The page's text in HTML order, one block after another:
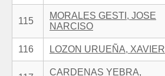
115
MORALES GESTI, JOSE
NARCISO
116 LOZON URUEÑA, XAVIER
CARDENAS YEBRA,